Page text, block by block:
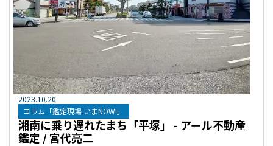
2023.10.20
コラム「鑑定現場 いまNOW!」
湘南に乗り遅れたまち「平塚」 - アール不動産
鑑定 / 宮代亮二